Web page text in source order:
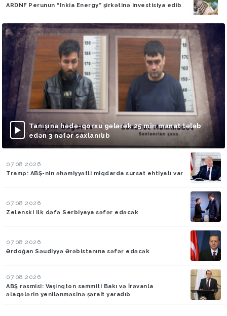
ARDNF Perunun “Inkia Energy” şirkətinə investisiya edib
Tanışına hədə-qorxu gələrək 25 min manat tələb
edən 3 nəfər saxlanılıb
07.08.2026
Tramp: ABŞ-nin əhəmiyyətli miqdarda sursat ehtiyatı var
07.08.2026
Zelenski ilk dəfə Serbiyaya səfər edəcək
07.08.2026
Ərdoğan Səudiyyə Ərəbistanına səfər edəcək
07.08.2026
ABŞ rəsmisi: Vaşinqton sammiti Bakı və İrəvanla
əlaqələrin yenilənməsinə şərait yaradıb